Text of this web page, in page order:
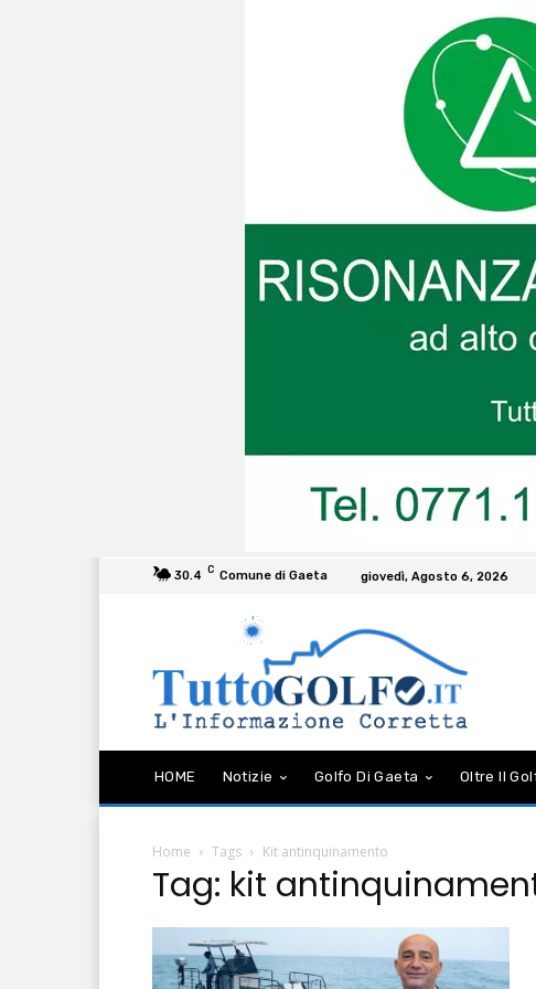
30.4 C Comune di Gaeta giovedì, Agosto 6, 2026
HOME Notizie Golfo Di Gaeta Oltre Il
Home Tags Kit antinquinamento
Tag: kit